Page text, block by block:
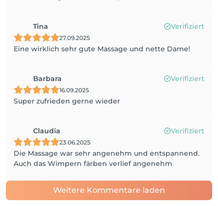
Tina Verifiziert
27.09.2025
Eine wirklich sehr gute Massage und nette Dame!
Barbara Verifiziert
16.09.2025
Super zufrieden gerne wieder
Claudia Verifiziert
23.06.2025
Die Massage war sehr angenehm und entspannend.
Auch das Wimpern färben verlief angenehm
Weitere Kommentare laden